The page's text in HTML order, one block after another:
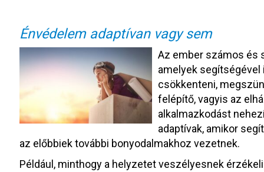
Énvédelem adaptívan vagy sem
Az ember számos és
amelyek
csökkenteni,
felépítő, vagyis az
alkalmazkodást
adaptívak, amikor
az előbbiek további bonyodalmakhoz vezetnek.
Például, minthogy a helyzetet veszélyesnek